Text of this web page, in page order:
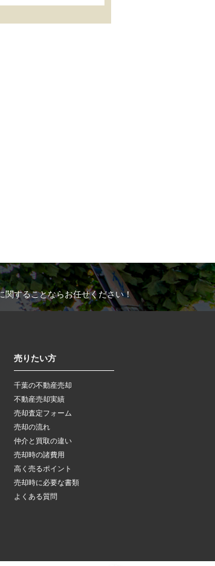
関することならお任せください！
売りたい方
千葉の不動産売却
不動産売却実績
売却査定フォーム
売却の流れ
仲介と買取の違い
売却時の諸費用
高く売るポイント
売却時に必要な書類
よくある質問